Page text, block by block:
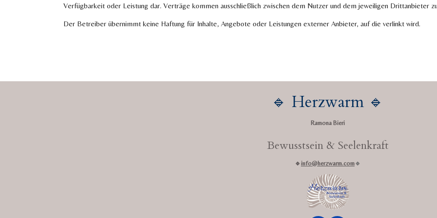
Verfügbarkeit oder Leistung dar. Verträge kommen ausschließlich zwischen dem Nutzer und dem jeweiligen Drittanbieter
Der Betreiber übernimmt keine Haftung für Inhalte, Angebote oder Leistungen externer Anbieter, auf die verlinkt wird.
🔹 Herzwarm 🔹
Ramona Bieri
Bewusstsein & Seelenkraft
🔹 info@herzwarm.com🔹